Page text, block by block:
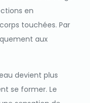
en
touchées. Par
aux
devient plus
se former. Le